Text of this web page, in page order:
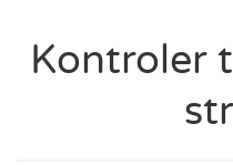
Kontroler